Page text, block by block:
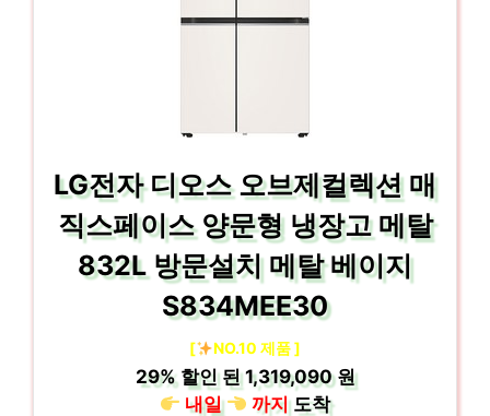
LG전자 디오스 오브제컬렉션 매
직스페이스 양문형 냉장고 메탈
832L 방문설치 메탈 베이지
S834MEE30
[ NO.10 제품 ]
29%할인 된1,319,090 원
내일
까지도착